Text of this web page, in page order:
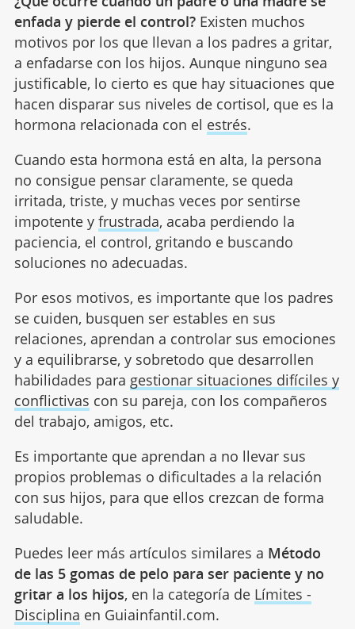
enfada y pierde el control?Existen muchos
motivos por los que llevan a los padres a gritar,
a enfadarse con los hijos. Aunque ninguno sea
justificable, lo cierto es que hay situaciones que
hacen disparar sus niveles de cortisol, que es la
hormona relacionada con el estrés.
Cuando esta hormona está en alta, la persona
no consigue pensar claramente, se queda
irritada, triste, y muchas veces por sentirse
impotente y frustrada, acaba perdiendo la
paciencia, el control, gritando e buscando
soluciones no adecuadas.
Por esos motivos, es importante que los padres
se cuiden, busquen ser estables en sus
relaciones, aprendan a controlar sus emociones
y a equilibrarse, y sobretodo que desarrollen
habilidades para gestionar situaciones difíciles y
conflictivas con su pareja, con los compañeros
del trabajo, amigos, etc.
Es importante que aprendan a no llevar sus
propios problemas o dificultades a la relación
con sus hijos, para que ellos crezcan de forma
saludable.
Puedes leer más artículos similares a Método
de las 5 gomas de pelo para ser paciente y no
gritar a los hijos, en la categoría de Límites -
Disciplina en Guiainfantil.com.